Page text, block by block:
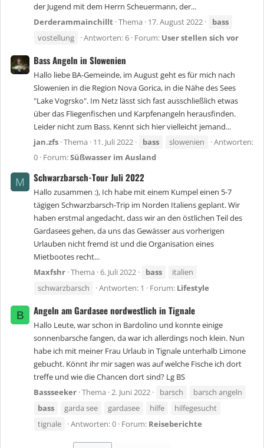
der Jugend mit dem Herrn Scheuermann, der...
Derderammainchillt Thema 17. August 2022
bass
vostellung
Antworten: 6 Forum: User stellen sich vor
Bass Angeln in Slowenien
Hallo liebe BA-Gemeinde, im August geht es für mich nach
Slowenien in die Region Nova Gorica, in die Nähe des Sees
"Lake Vogrsko". Im Netz lässt sich fast ausschließlich etwas
über das Fliegenfischen und Karpfenangeln herausfinden.
Leider nicht zum Bass. Kennt sich hier vielleicht jemand...
jan.zfs Thema 11. Juli 2022 bass slowenien
Antworten:
0 Forum:Süßwasser im Ausland
M Schwarzbarsch-Tour Juli 2022
Hallo zusammen :), Ich habe mit einem Kumpel einen 5-7
tägigen Schwarzbarsch-Trip im Norden Italiens geplant. Wir
haben erstmal angedacht, dass wir an den östlichen Teil des
Gardasees gehen, da uns das Gewässer aus vorherigen
Urlauben nicht fremd ist und die Organisation eines
Mietbootes recht...
Maxfshr Thema 6. Juli 2022 bass
italien
schwarzbarsch
Antworten: 1 Forum: Lifestyle
B Angeln am Gardasee nordwestlich in Tignale
Hallo Leute, war schon in Bardolino und konnte einige
sonnenbarsche fangen, da war ich allerdings noch klein. Nun
habe ich mit meiner Frau Urlaub in Tignale unterhalb Limone
gebucht. Könnt ihr mir sagen was auf welche Fische ich dort
treffe und wie die Chancen dort sind? Lg BS
Bassseeker Thema 2. Juni 2022 barsch
barsch angeln
bass
garda see gardasee hilfe
hilfegesucht
tignale
Antworten: 0 Forum: Reiseberichte